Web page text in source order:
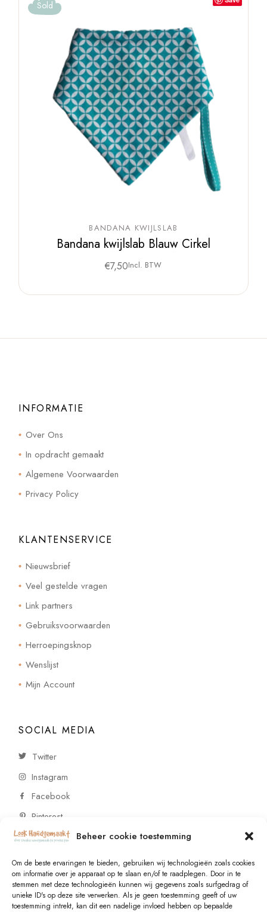
Beheer cookie toestemming
Om de beste ervaringen te bieden, gebruiken wij technologieën zoals cookies
om informatie over je apparaat op te slaan en/of te raadplegen. Door in te
stemmen met deze technologieën kunnen wij gegevens zoals surfgedrag of
unieke ID's op deze site verwerken. Als je geen toestemming geeft of uw
toestemming intrekt, kan dit een nadelige invloed hebben op bepaalde
Sold
BANDANA KWIJLSLAB
Bandana kwijlslab Blauw Cirkel
€7,50Incl. BTW
INFORMATIE
Over Ons
In opdracht gemaakt
Algemene Voorwaarden
Privacy Policy
KLANTENSERVICE
Nieuwsbrief
Veel gestelde vragen
Link partners
Gebruiksvoorwaarden
Herroepingsknop
Wenslijst
Mijn Account
SOCIAL MEDIA
Twitter
Instagram
Facebook
Pinterest
CONTACT
Vragen of wensen? Neem contact op!
+31 (0)6 229 021 29